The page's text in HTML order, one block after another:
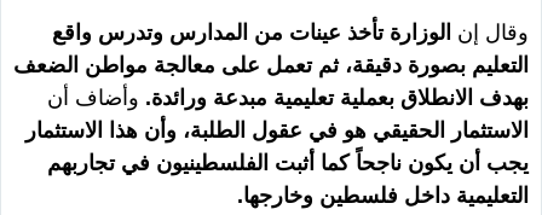
وقال إن الوزارة تأخذ عينات من المدارس وتدرس واقع
التعليم بصورة دقيقة، ثم تعمل على معالجة مواطن الضعف
بهدف الانطلاق بعملية تعليمية مبدعة ورائدة. وأضاف أن
الاستثمار الحقيقي هو في عقول الطلبة، وأن هذا الاستثمار
يجب أن يكون ناجحاً كما أثبت الفلسطينيون في تجاربهم
التعليمية داخل فلسطين وخارجها.